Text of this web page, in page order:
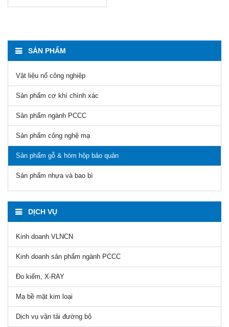
SẢN PHẨM
Vật liệu nổ công nghiệp
Sản phẩm cơ khí chính xác
Sản phẩm ngành PCCC
Sản phẩm công nghệ mạ
Sản phẩm gỗ & hòm hộp bảo quản
Sản phẩm nhựa và bao bì
DỊCH VỤ
Kinh doanh VLNCN
Kinh doanh sản phẩm ngành PCCC
Đo kiểm, X-RAY
Mạ bề mặt kim loại
Dịch vụ vận tải đường bộ